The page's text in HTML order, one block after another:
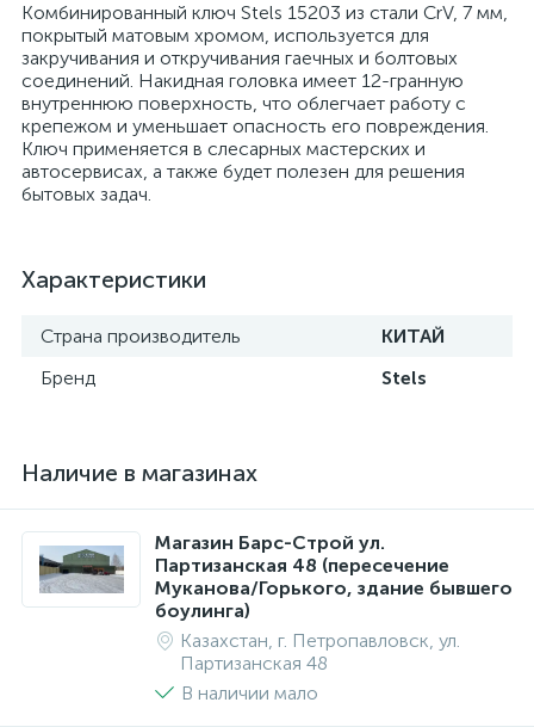
Комбинированный ключ Stels 15203 из стали CrV, 7 мм,
покрытый матовым хромом, используется для
закручивания и откручивания гаечных и болтовых
соединений. Накидная головка имеет 12-гранную
внутреннюю поверхность, что облегчает работу с
крепежом и уменьшает опасность его повреждения.
Ключ применяется в слесарных мастерских и
автосервисах, а также будет полезен для решения
бытовых задач.
Характеристики
Страна производитель
КИТАЙ
Бренд
Stels
Наличие в магазинах
Магазин Барс-Строй ул.
Партизанская 48 (пересечение
Муканова/Горького, здание бывшего
боулинга)
Казахстан, г. Петропавловск, ул.
Партизанская 48
В наличии мало